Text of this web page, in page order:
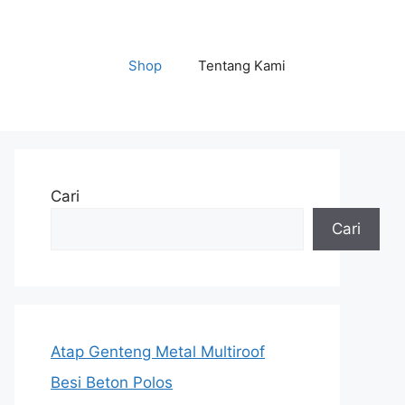
Shop Tentang Kami
Cari
Cari
Atap Genteng Metal Multiroof
Besi Beton Polos